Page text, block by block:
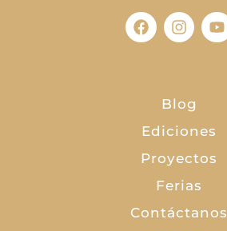
Blog
Ediciones
Proyectos
Ferias
Contáctanos